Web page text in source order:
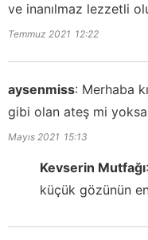
ve inanılmaz lezzetli
Temmuz 2021 12:22
aysenmiss: Merhaba
gibi olan ateş mi
Mayıs 2021 15:13
Kevserin Mutfağı:
küçük gözünün en